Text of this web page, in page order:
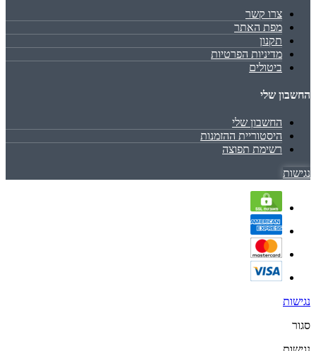
צרו קשר
מפת האתר
תקנון
מדיניות הפרטיות
ביטולים
החשבון שלי
החשבון שלי
היסטוריית ההזמנות
רשימת תפוצה
נגישות
נגישות
סגור